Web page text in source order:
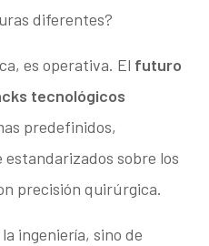
diferentes?
es operativa. El futuro
tecnológicos
predefinidos,
sobre los
precisión quirúrgica.
ingeniería, sino de